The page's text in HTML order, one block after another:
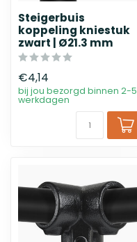
Steigerbuis
koppeling kniestuk
zwart | Ø21.3 mm
€4,14
bij jou bezorgd binnen 2-5
werkdagen